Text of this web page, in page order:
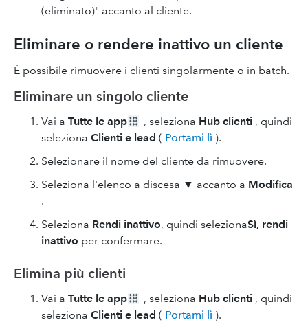
(eliminato)" accanto al cliente.
Eliminare o rendere inattivo un cliente
È possibile rimuovere i clienti singolarmente o in batch.
Eliminare un singolo cliente
Vai a Tutte le app , seleziona Hub clienti , quindi
seleziona Clienti e lead ( Portami lì ).
Selezionare il nome del cliente da rimuovere.
Seleziona l'elenco a discesa ▼ accanto a Modifica
.
Seleziona Rendi inattivo, quindi selezionaSì, rendi
inattivo per confermare.
Elimina più clienti
Vai a Tutte le app , seleziona Hub clienti , quindi
seleziona Clienti e lead ( Portami lì ).